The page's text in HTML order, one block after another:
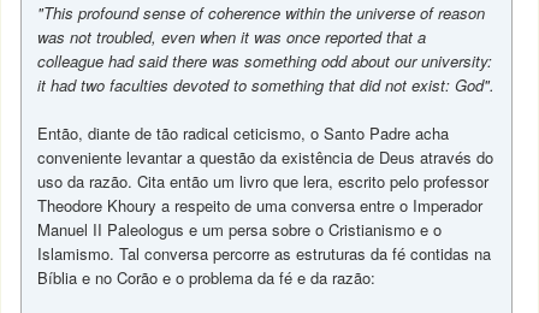
"This profound sense of coherence within the universe of reason
was not troubled, even when it was once reported that a
colleague had said there was something odd about our university:
it had two faculties devoted to something that did not exist: God".
Então, diante de tão radical ceticismo, o Santo Padre acha
conveniente levantar a questão da existência de Deus através do
uso da razão. Cita então um livro que lera, escrito pelo professor
Theodore Khoury a respeito de uma conversa entre o Imperador
Manuel II Paleologus e um persa sobre o Cristianismo e o
Islamismo. Tal conversa percorre as estruturas da fé contidas na
Bíblia e no Corão e o problema da fé e da razão: